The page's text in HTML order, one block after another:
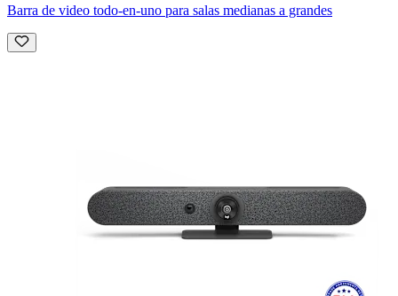
Barra de video todo-en-uno para salas medianas a grandes